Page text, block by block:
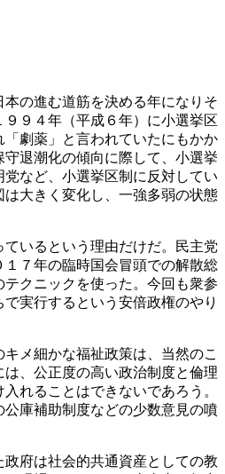
の進む道筋を決める年になりそ
９４年（平成６年）に小選挙区
劇薬」と言われていたにもかか
退潮化の傾向に際して、小選挙
など、小選挙区制に反対してい
大きく変化し、一強多弱の状態
いるという理由だけだ。民主党
７年の臨時国会冒頭での解散総
クニックを使った。今回も衆参
実行するという安倍政権のやり
メ細かな福祉政策は、当然のこ
、公正度の高い政治制度と倫理
れることはできないであろう。
庫補助制度などの少数意見の噴
府は社会的共通資産としての教